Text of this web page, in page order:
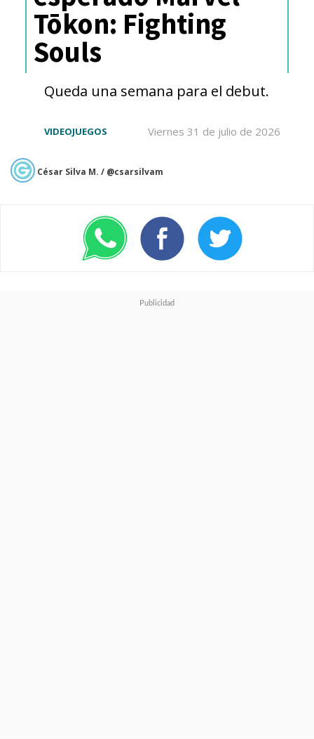
Serie Limitada o Película.
Supporting Actress in a
Limited or Anthology
@ReneeGoldsberry
@HamiltonMusical
Kathryn Hahn /
@WandaVision
Tōkon: Fighting
Souls
Queda una semana para el debut.
Viernes 31 de julio de 2026
VIDEOJUEGOS
César Silva M. / @csarsilvam